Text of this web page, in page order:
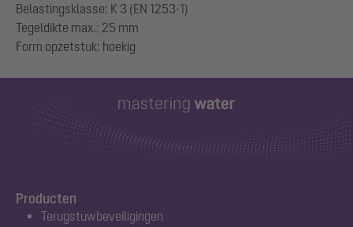
Belastingsklasse: K 3 (EN 1253-1)
Tegeldikte max.: 25 mm
Producten
Terugstuwbeveiligingen